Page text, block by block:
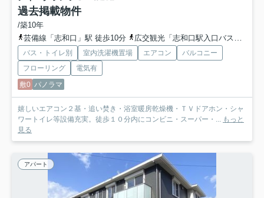
過去掲載物件
/築10年
芸備線「志和口」駅 徒歩10分
広交観光「志和口駅入口バス停」バス停下車 徒歩6分
バス・トイレ別 室内洗濯機置場 エアコン
バルコニー
フローリング
電気有
敷0 パノラマ
嬉しいエアコン２基・追い焚き・浴室暖房乾燥機・ＴＶドアホン・シャ
ワートイレ等設備充実。徒歩１０分内にコンビニ・スーパー・... もっと
見る
アパート